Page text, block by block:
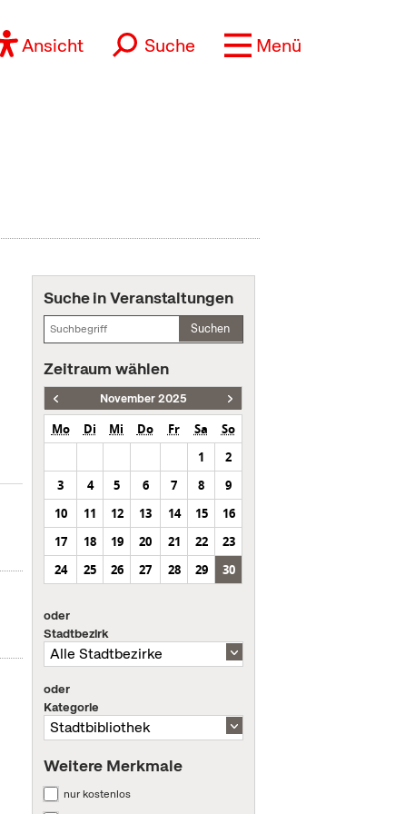
Ansicht Suche Menü
Suche in Veranstaltungen
Suchen
Zeitraum wählen
November 2025
Mo Di Mi Do Fr Sa
So
1
2
3
4 5 6 7 8
9
10
11 12 13 14 15
16
17
18 19 20 21 22
23
24
25 26 27 28 29 30
oder
Stadtbezirk
oder
Kategorie
Weitere Merkmale
nur kostenlos